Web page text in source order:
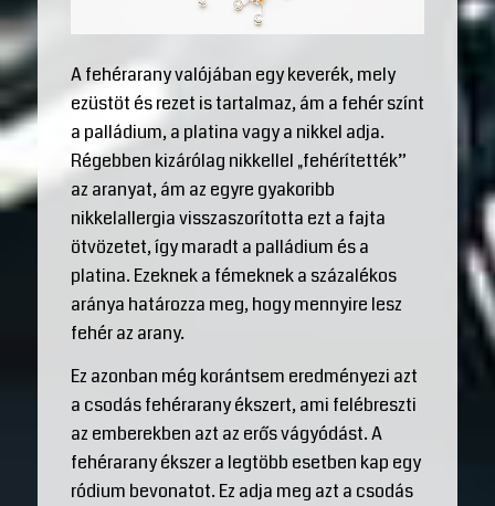
A fehérarany valójában egy keverék, mely
ezüstöt és rezet is tartalmaz, ám a fehér színt
a palládium, a platina vagy a nikkel adja.
Régebben kizárólag nikkellel „fehérítették”
az aranyat, ám az egyre gyakoribb
nikkelallergia visszaszorította ezt a fajta
ötvözetet, így maradt a palládium és a
platina. Ezeknek a fémeknek a százalékos
aránya határozza meg, hogy mennyire lesz
fehér az arany.
Ez azonban még korántsem eredményezi azt
a csodás fehérarany ékszert, ami felébreszti
az emberekben azt az erős vágyódást. A
fehérarany ékszer a legtöbb esetben kap egy
ródium bevonatot. Ez adja meg azt a csodás